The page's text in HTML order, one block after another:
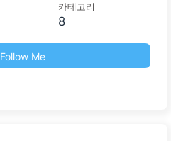
카테고리
8
Follow Me